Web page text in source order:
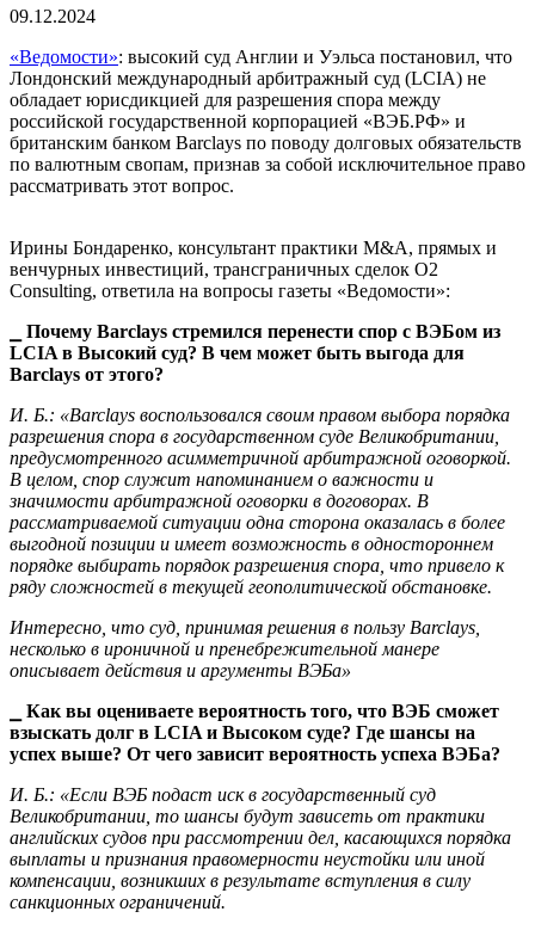
09.12.2024
«Ведомости»: высокий суд Англии и Уэльса постановил, что
Лондонский международный арбитражный суд (LCIA) не
обладает юрисдикцией для разрешения спора между
российской государственной корпорацией «ВЭБ.РФ» и
британским банком Barclays по поводу долговых обязательств
по валютным свопам, признав за собой исключительное право
рассматривать этот вопрос.
Ирины Бондаренко, консультант практики M&A, прямых и
венчурных инвестиций, трансграничных сделок O2
Consulting, ответила на вопросы газеты «Ведомости»:
⎯ Почему Barclays стремился перенести спор с ВЭБом из
LCIA в Высокий суд? В чем может быть выгода для
Barclays от этого?
И. Б.: «Barclays воспользовался своим правом выбора порядка
разрешения спора в государственном суде Великобритании,
предусмотренного асимметричной арбитражной оговоркой.
В целом, спор служит напоминанием о важности и
значимости арбитражной оговорки в договорах. В
рассматриваемой ситуации одна сторона оказалась в более
выгодной позиции и имеет возможность в одностороннем
порядке выбирать порядок разрешения спора, что привело к
ряду сложностей в текущей геополитической обстановке.
Интересно, что суд, принимая решения в пользу Barclays,
несколько в ироничной и пренебрежительной манере
описывает действия и аргументы ВЭБа»
⎯ Как вы оцениваете вероятность того, что ВЭБ сможет
взыскать долг в LCIA и Высоком суде? Где шансы на
успех выше? От чего зависит вероятность успеха ВЭБа?
И. Б.: «Если ВЭБ подаст иск в государственный суд
Великобритании, то шансы будут зависеть от практики
английских судов при рассмотрении дел, касающихся порядка
выплаты и признания правомерности неустойки или иной
компенсации, возникших в результате вступления в силу
санкционных ограничений.